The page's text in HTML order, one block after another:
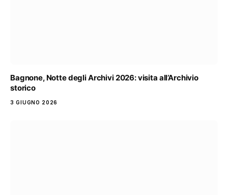
Bagnone, Notte degli Archivi 2026: visita all’Archivio
storico
3 GIUGNO 2026